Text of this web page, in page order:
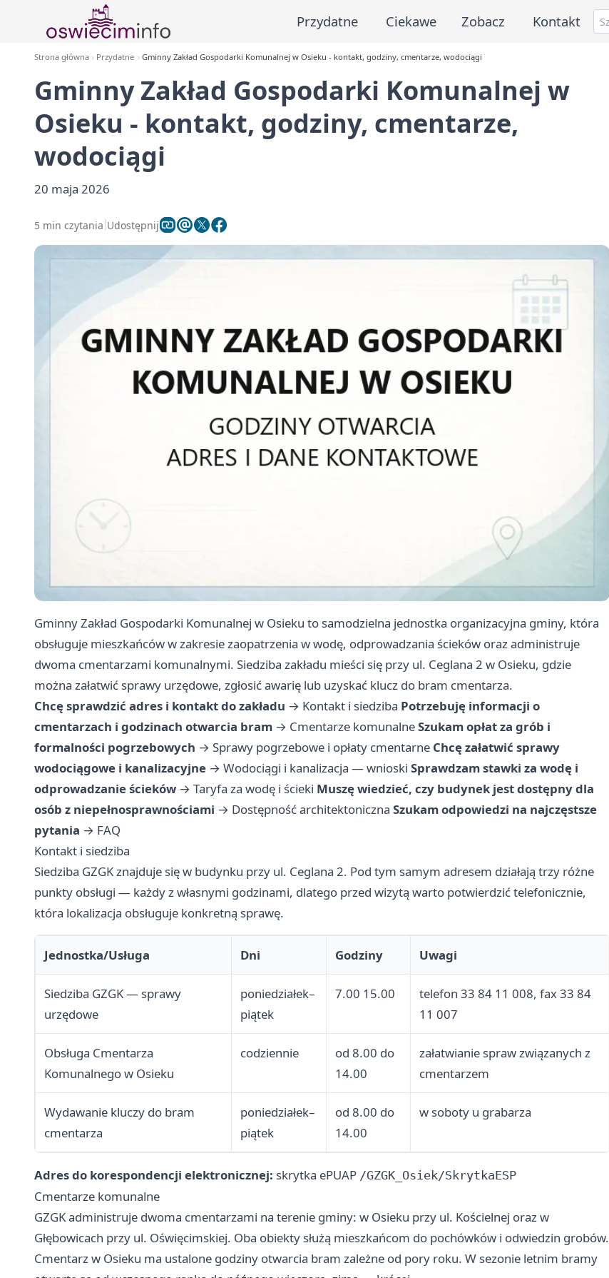
Przydatne Ciekawe Zobacz Kontakt
Strona główna Przydatne Gminny Zakład Gospodarki Komunalnej w Osieku - kontakt, godziny, cmentarze, wodociągi
Gminny Zakład Gospodarki Komunalnej w
Osieku - kontakt, godziny, cmentarze,
wodociągi
20 maja 2026
5 min czytania Udostępnij
Gminny Zakład Gospodarki Komunalnej w Osieku to samodzielna jednostka organizacyjna gminy, która
obsługuje mieszkańców w zakresie zaopatrzenia w wodę, odprowadzania ścieków oraz administruje
dwoma cmentarzami komunalnymi. Siedziba zakładu mieści się przy ul. Ceglana 2 w Osieku, gdzie
można załatwić sprawy urzędowe, zgłosić awarię lub uzyskać klucz do bram cmentarza.
Chcę sprawdzić adres i kontakt do zakładu → Kontakt i siedziba Potrzebuję informacji o
cmentarzach i godzinach otwarcia bram → Cmentarze komunalneSzukam opłat za grób i
formalności pogrzebowych → Sprawy pogrzebowe i opłaty cmentarne Chcę załatwić sprawy
wodociągowe i kanalizacyjne → Wodociągi i kanalizacja — wnioski Sprawdzam stawki za wodę i
odprowadzanie ścieków → Taryfa za wodę i ścieki Muszę wiedzieć, czy budynek jest dostępny dla
osób z niepełnosprawnościami → Dostępność architektoniczna Szukam odpowiedzi na najczęstsze
pytania → FAQ
Kontakt i siedziba
Siedziba GZGK znajduje się w budynku przy ul. Ceglana 2. Pod tym samym adresem działają trzy różne
punkty obsługi — każdy z własnymi godzinami, dlatego przed wizytą warto potwierdzić telefonicznie,
która lokalizacja obsługuje konkretną sprawę.
Jednostka/Usługa Dni Godziny Uwagi
Siedziba GZGK — sprawy
urzędowe
poniedziałek–
piątek
7.00 15.00
telefon 33 84 11 008, fax 33 84
11 007
Obsługa Cmentarza
Komunalnego w Osieku
codziennie
od 8.00 do
14.00
załatwianie spraw związanych z
cmentarzem
Wydawanie kluczy do bram
cmentarza
poniedziałek–
piątek
od 8.00 do
14.00
w soboty u grabarza
Adres do korespondencji elektronicznej: skrytka ePUAP /GZGK_Osiek/SkrytkaESP
Cmentarze komunalne
GZGK administruje dwoma cmentarzami na terenie gminy: w Osieku przy ul. Kościelnej oraz w
Głębowicach przy ul. Oświęcimskiej. Oba obiekty służą mieszkańcom do pochówków i odwiedzin grobów.
Cmentarz w Osieku ma ustalone godziny otwarcia bram zależne od pory roku. W sezonie letnim bramy